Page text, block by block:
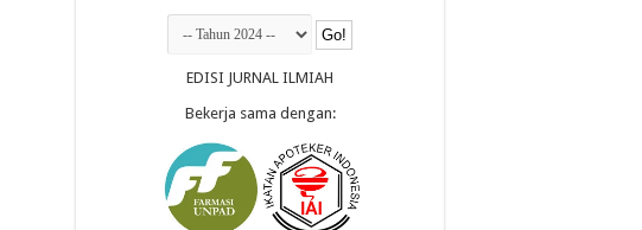
EDISI JURNAL ILMIAH
Bekerja sama dengan: